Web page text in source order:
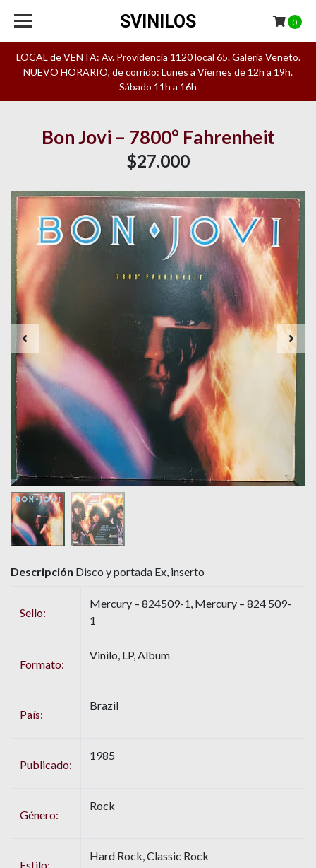
LOCAL de VENTA: Av. Providencia 1120 local 65. Galeria Veneto.
NUEVO HORARIO, de corrido: Lunes a Viernes de 12h a 19h.
Sábado 11h a 16h
SVINILOS 0
Bon Jovi – 7800° Fahrenheit
$27.000
Descripción Disco y portada Ex, inserto
Sello:
Mercury – 824509-1, Mercury – 824 509-
1
Formato:
Vinilo, LP, Album
País:
Brazil
Publicado:
1985
Género:
Rock
Estilo:
Hard Rock, Classic Rock